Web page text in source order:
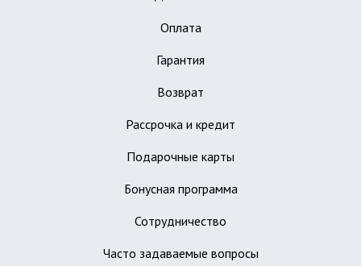
Оплата
Гарантия
Возврат
Рассрочка и кредит
Подарочные карты
Бонусная программа
Сотрудничество
Часто задаваемые вопросы